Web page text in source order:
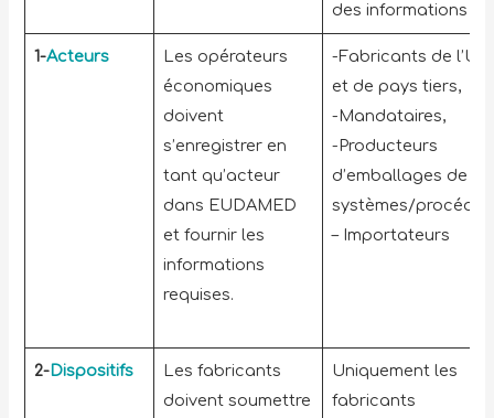
des informations ?
1-Acteurs
Les opérateurs
économiques
doivent
s’enregistrer en
tant qu’acteur
dans EUDAMED
et fournir les
informations
requises.
-Fabricants de l’UE
et de pays tiers,
-Mandataires,
-Producteurs
d’emballages de
systèmes/
– Importateurs
2-Dispositifs
Les fabricants
doivent soumettre
Uniquement les
fabricants